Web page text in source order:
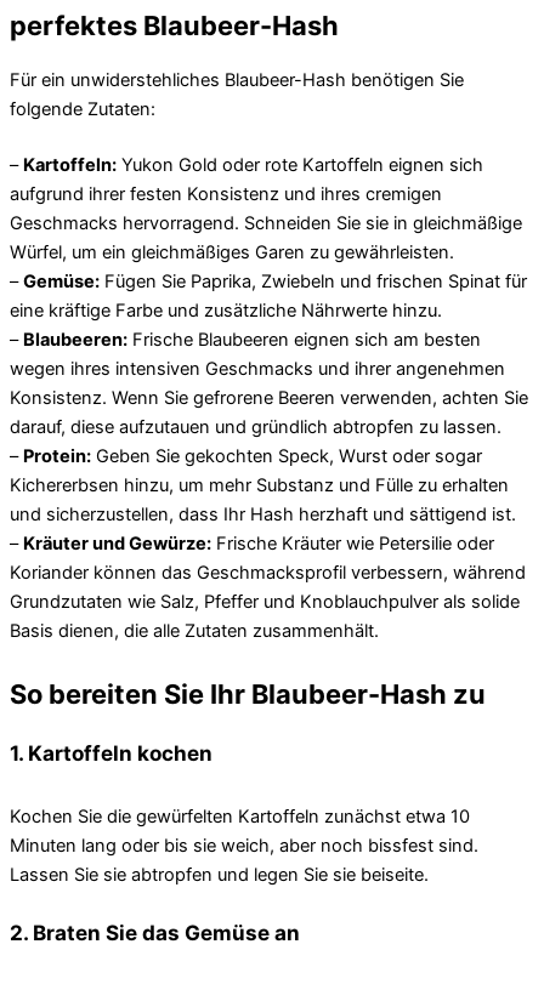
perfektes Blaubeer-Hash
Für ein unwiderstehliches Blaubeer-Hash benötigen Sie
folgende Zutaten:
– Kartoffeln: Yukon Gold oder rote Kartoffeln eignen sich
aufgrund ihrer festen Konsistenz und ihres cremigen
Geschmacks hervorragend. Schneiden Sie sie in gleichmäßige
Würfel, um ein gleichmäßiges Garen zu gewährleisten.
–Gemüse: Fügen Sie Paprika, Zwiebeln und frischen Spinat für
eine kräftige Farbe und zusätzliche Nährwerte hinzu.
– Blaubeeren: Frische Blaubeeren eignen sich am besten
wegen ihres intensiven Geschmacks und ihrer angenehmen
Konsistenz. Wenn Sie gefrorene Beeren verwenden, achten Sie
darauf, diese aufzutauen und gründlich abtropfen zu lassen.
– Protein: Geben Sie gekochten Speck, Wurst oder sogar
Kichererbsen hinzu, um mehr Substanz und Fülle zu erhalten
und sicherzustellen, dass Ihr Hash herzhaft und sättigend ist.
– Kräuter und Gewürze: Frische Kräuter wie Petersilie oder
Koriander können das Geschmacksprofil verbessern, während
Grundzutaten wie Salz, Pfeffer und Knoblauchpulver als solide
Basis dienen, die alle Zutaten zusammenhält.
So bereiten Sie Ihr Blaubeer-Hash zu
1. Kartoffeln kochen
Kochen Sie die gewürfelten Kartoffeln zunächst etwa 10
Minuten lang oder bis sie weich, aber noch bissfest sind.
Lassen Sie sie abtropfen und legen Sie sie beiseite.
2. Braten Sie das Gemüse an